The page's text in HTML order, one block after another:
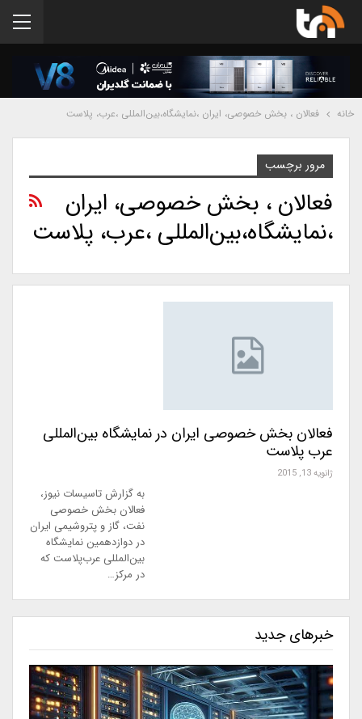
خانه فعالان ، بخش خصوصی، ایران ،نمایشگاه،بین‌المللی ،عرب، پلاست
مرور برچسب
فعالان ، بخش خصوصی، ایران
،نمایشگاه،بین‌المللی ،عرب، پلاست
فعالان بخش خصوصی ایران در نمایشگاه بین‌المللی
عرب پلاست
ژانویه 13, 2015
به گزارش تاسیسات نیوز،
فعالان بخش خصوصی
نفت، گاز و پتروشیمی ایران
در دوازدهمین نمایشگاه
بین‌المللی عرب‌پلاست که
در مركز…
خبرهای جدید